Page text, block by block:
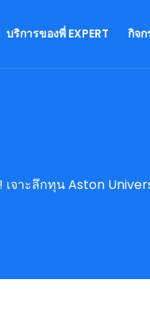
บริการของพี่ EXPERT กิจ
เจาะลึกทุน Aston